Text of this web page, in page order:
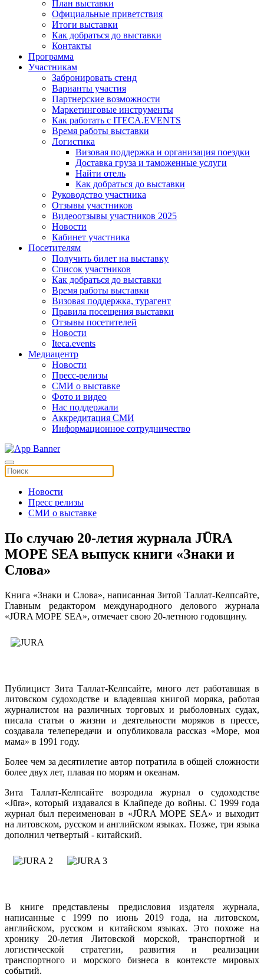
План выставки
Официальные приветствия
Итоги выставки
Как добраться до выставки
Контакты
Программа
Участникам
Забронировать стенд
Варианты участия
Партнерские возможности
Маркетинговые инструменты
Как работать с ITECA.EVENTS
Время работы выставки
Логистика
Визовая поддержка и организация поездки
Доставка груза и таможенные услуги
Найти отель
Как добраться до выставки
Руководство участника
Отзывы участников
Видеоотзывы участников 2025
Новости
Кабинет участника
Посетителям
Получить билет на выставку
Список участников
Как добраться до выставки
Время работы выставки
Визовая поддержка, турагент
Правила посещения выставки
Отзывы посетителей
Новости
Iteca.events
Медиацентр
Новости
Пресс-релизы
СМИ о выставке
Фото и видео
Нас поддержали
Аккредитация СМИ
Информационное сотрудничество
Новости
Пресс релизы
СМИ о выставке
По случаю 20-летия журнала JŪRA
MOPE SEA выпуск книги «Знаки и
Слова»
Книга «Знаки и Слова», написанная Зитой Таллат-Келпсайте,
Главным редактором международного делового журнала
«JŪRA MOPE SEA», отмечает свою 20-летнюю годовщину.
Публицист Зита Таллат-Келпсайте, много лет работавшая в
литовском судоходстве и владевшая книгой моряка, работая
журналистом на различных торговых и рыболовных судах,
писала статьи о жизни и деятельности моряков в прессе,
создавала телепередачи и опубликовала рассказ «Море, моя
мама» в 1991 году.
Более чем за десятилетие автор потратила в общей сложности
более двух лет, плавая по морям и океанам.
Зита Таллат-Келпсайте возродила журнал о судоходстве
«Jūra», который издавался в Клайпеде до войны. С 1999 года
журнал был переименован в «JŪRA MOPE SEA» и выходит
на литовском, русском и английском языках. Позже, три языка
дополнил четвертый - китайский.
В книге представлены предисловия издателя журнала,
написанные с 1999 по июнь 2019 года, на литовском,
английском, русском и китайском языках. Это похоже на
хронику 20-летия Литовской морской, транспортной и
логистической стратегии, развития и реализации
транспортного и морского бизнеса в контексте мировых
событий.